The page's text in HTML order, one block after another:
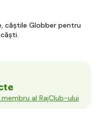
căștile Globber pentru
al RajClub-ului